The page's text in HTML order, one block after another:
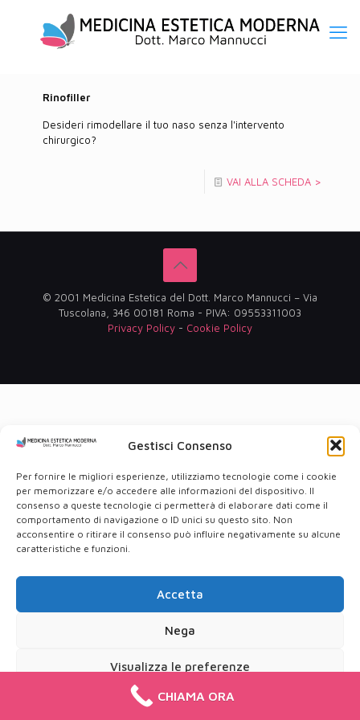
Gestisci Consenso
Per fornire le migliori esperienze, utilizziamo tecnologie come i cookie
per memorizzare e/o accedere alle informazioni del dispositivo. Il
consenso a queste tecnologie ci permetterà di elaborare dati come il
comportamento di navigazione o ID unici su questo sito. Non
acconsentire o ritirare il consenso può influire negativamente su alcune
caratteristiche e funzioni.
Accetta
Nega
Visualizza le preferenze
Cookie PolicyPrivacy Policy
Rinofiller
Desideri rimodellare il tuo naso senza l'intervento
chirurgico?
VAI ALLA SCHEDA >
© 2001 Medicina Estetica del Dott. Marco Mannucci – Via
Tuscolana, 346 00181 Roma - PIVA: 09553311003
Privacy Policy - Cookie Policy
CHIAMA ORA